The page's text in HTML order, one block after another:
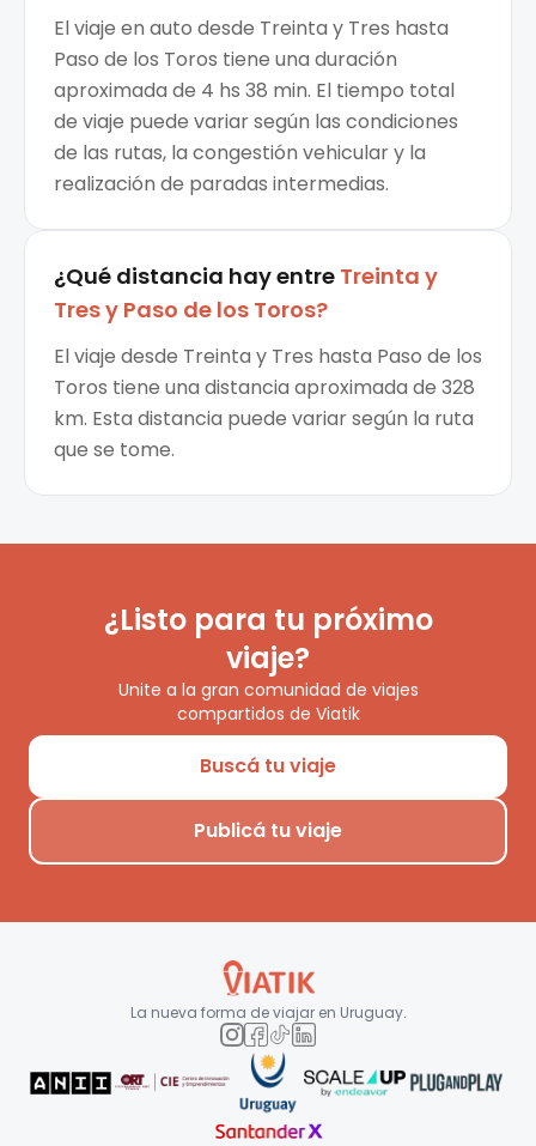
El viaje en auto desde Treinta y Tres hasta
Paso de los Toros tiene una duración
aproximada de 4 hs 38 min. El tiempo total
de viaje puede variar según las condiciones
de las rutas, la congestión vehicular y la
realización de paradas intermedias.
¿Qué distancia hay entre Treinta y
Tresy Paso de los Toros?
El viaje desde Treinta y Tres hasta Paso de los
Toros tiene una distancia aproximada de 328
km. Esta distancia puede variar según la ruta
que se tome.
¿Listo para tu próximo
viaje?
Unite a la gran comunidad de viajes
compartidos de Viatik
Buscá tu viaje
Publicá tu viaje
La nueva forma de viajar en Uruguay.